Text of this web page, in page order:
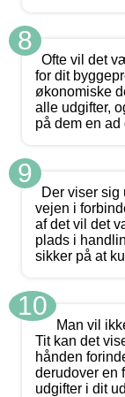
8
Ofte vil det
for dit
økonomiske
alle udgifter,
på dem en ad
9
Der viser sig
vejen i
af det vil det
plads i
sikker på at
10
Man vil
Tit kan det
hånden
derudover en
udgifter i dit